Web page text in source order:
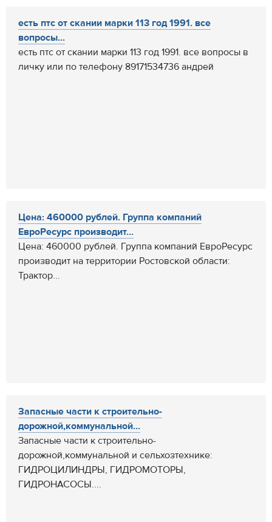
есть птс от скании марки 113 год 1991. все
вопросы...
есть птс от скании марки 113 год 1991. все вопросы в
личку или по телефону 89171534736 андрей
Цена: 460000 рублей. Группа компаний
ЕвроРесурс производит...
Цена: 460000 рублей. Группа компаний ЕвроРесурс
производит на территории Ростовской области:
Трактор...
Запасные части к строительно-
дорожной,коммунальной...
Запасные части к строительно-
дорожной,коммунальной и сельхозтехнике:
ГИДРОЦИЛИНДРЫ, ГИДРОМОТОРЫ,
ГИДРОНАСОСЫ....